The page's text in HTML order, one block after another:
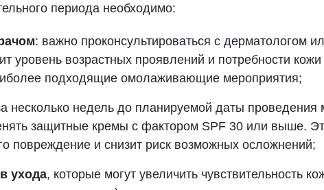
периода необходимо:
: важно проконсультироваться с дерматологом
уровень возрастных проявлений и потребности кожи
подходящие омолаживающие мероприятия;
несколько недель до планируемой даты проведения
защитные кремы с фактором SPF 30 или выше.
повреждение и снизит риск возможных осложнений;​
ухода, которые могут увеличить чувствительность